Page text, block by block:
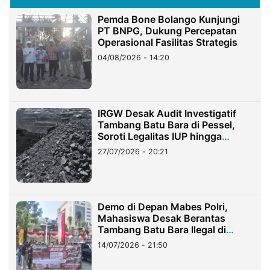
Pemda Bone Bolango Kunjungi
PT BNPG, Dukung Percepatan
Operasional Fasilitas Strategis
04/08/2026 - 14:20
IRGW Desak Audit Investigatif
Tambang Batu Bara di Pessel,
Soroti Legalitas IUP hingga
Stockpile
27/07/2026 - 20:21
Demo di Depan Mabes Polri,
Mahasiswa Desak Berantas
Tambang Batu Bara Ilegal di
Lampung
14/07/2026 - 21:50